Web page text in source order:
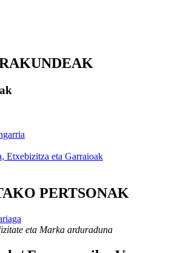
Etxebizitza eta Garraioak
PERTSONAK
eta Marka arduraduna